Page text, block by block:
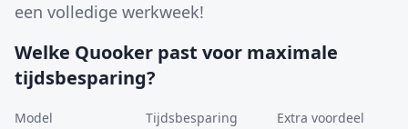
een volledige werkweek!
Welke Quooker past voor maximale
tijdsbesparing?
Model Tijdsbesparing
Extra voordeel